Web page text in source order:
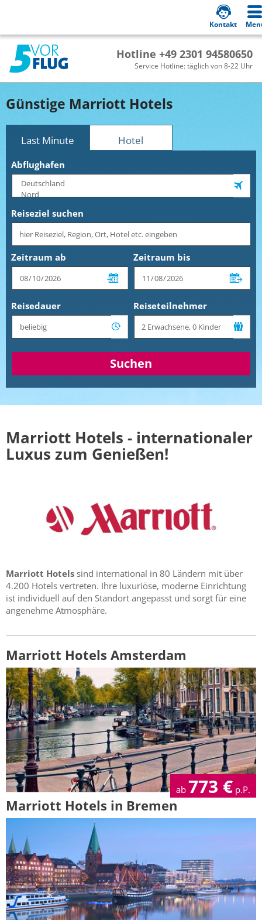
Hotline +49 2301 94580650
Service Hotline: täglich von 8-22 Uhr
Kontakt
Günstige Marriott Hotels
Last Minute Hotel
Abflughafen
Reiseziel suchen
Zeitraum ab Zeitraum bis
Reisedauer Reiseteilnehmer
Suchen
Marriott Hotels - internationaler
Luxus zum Genießen!
Marriott Hotels sind international in 80 Ländern mit über
4.200 Hotels vertreten. Ihre luxuriöse, moderne Einrichtung
ist individuell auf den Standort angepasst und sorgt für eine
angenehme Atmosphäre.
Marriott Hotels Amsterdam
ab 773 € p.P.
Marriott Hotels in Bremen